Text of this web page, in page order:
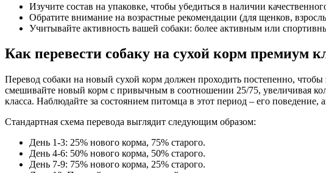
Изучите состав на упаковке, чтобы убедиться в наличии
Обратите внимание на возрастные рекомендации (для щенков,
Учитывайте активность вашей собаки: более активным или
Как перевести собаку на сухой корм премиум
Перевод собаки на новый сухой корм должен проходить постепенно,
смешивайте новый корм с привычным в соотношении 25/75, увеличивая
класса. Наблюдайте за состоянием питомца в этот период – его
Стандартная схема перевода выглядит следующим образом:
День 1-3: 25% нового корма, 75% старого.
День 4-6: 50% нового корма, 50% старого.
День 7-9: 75% нового корма, 25% старого.